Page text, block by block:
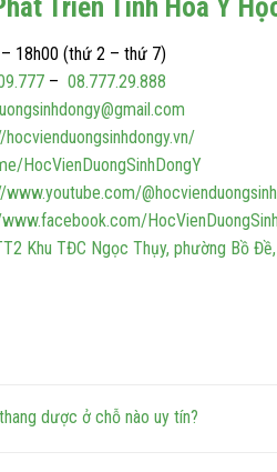
Triển Tinh Hoa Y
18h00 (thứ 2 – thứ 7)
– 08.777.29.888
HocVienDuongSinhDongY
Khu TĐC Ngọc Thụy, phường Bồ
dược ở chỗ nào uy tín?